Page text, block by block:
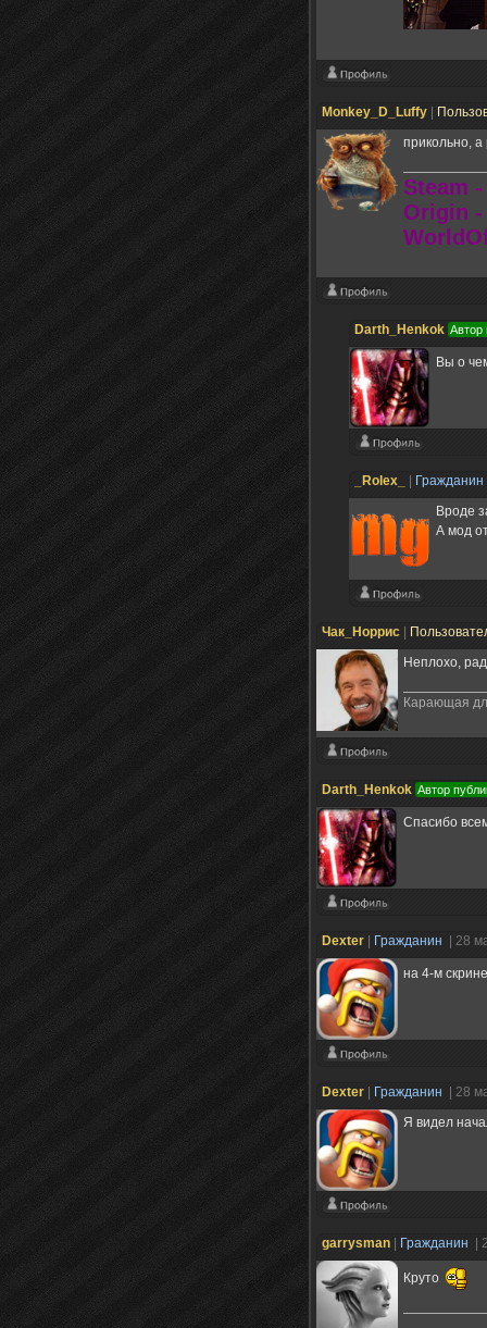
Monkey_D_Luffy
прикольно,
Steam
Origin -
Darth_Henkok Автор
Вы о
_Rolex_
Гражданин
Вроде
А мод
Чак_Норрис
Неплохо,
Карающая
Darth_Henkok Автор
Спасибо
Deхter Гражданин | 28
на 4-м
Deхter Гражданин
| 28
Я видел
garrysman Гражданин |
Круто